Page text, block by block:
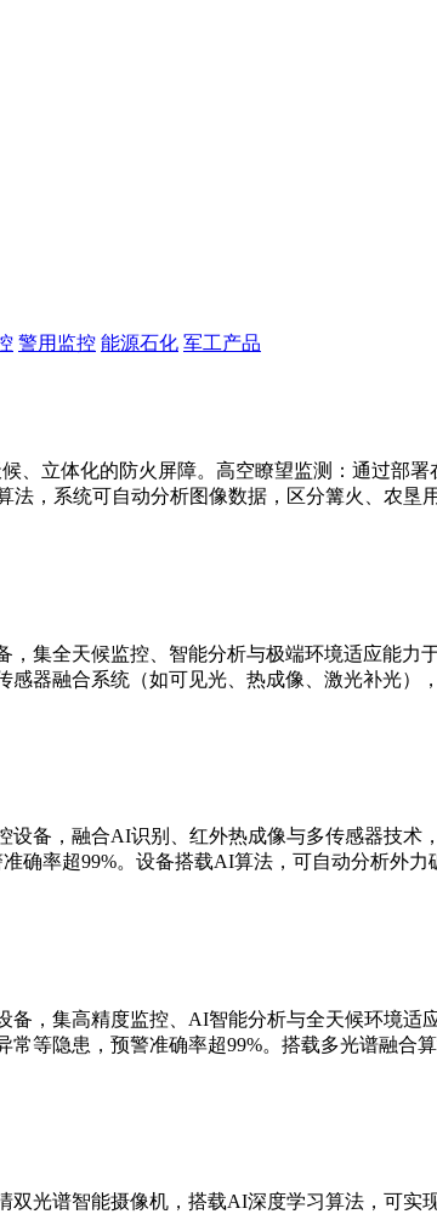
警用监控 能源石化 军工产品
、立体化的防火屏障。高空瞭望监测：通过部
，系统可自动分析图像数据，区分篝火、农垦
集全天候监控、智能分析与极端环境适应能
器融合系统（如可见光、热成像、激光补光）
备，融合AI识别、红外热成像与多传感器技术
确率超99%。设备搭载AI算法，可自动分析外力
，集高精度监控、AI智能分析与全天候环境适
等隐患，预警准确率超99%。搭载多光谱融合
光谱智能摄像机，搭载AI深度学习算法，可实